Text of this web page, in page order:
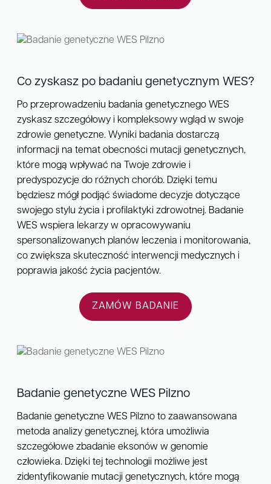
Co zyskasz po badaniu genetycznym WES?
Po przeprowadzeniu badania genetycznego WES
zyskasz szczegółowy i kompleksowy wgląd w swoje
zdrowie genetyczne. Wyniki badania dostarczą
informacji na temat obecności mutacji genetycznych,
które mogą wpływać na Twoje zdrowie i
predyspozycje do różnych chorób. Dzięki temu
będziesz mógł podjąć świadome decyzje dotyczące
swojego stylu życia i profilaktyki zdrowotnej. Badanie
WES wspiera lekarzy w opracowywaniu
spersonalizowanych planów leczenia i monitorowania,
co zwiększa skuteczność interwencji medycznych i
poprawia jakość życia pacjentów.
ZAMÓW BADANIE
Badanie genetyczne WES Pilzno
Badanie genetyczne WES Pilzno to zaawansowana
metoda analizy genetycznej, która umożliwia
szczegółowe zbadanie eksonów w genomie
człowieka. Dzięki tej technologii możliwe jest
zidentyfikowanie mutacji genetycznych, które mogą